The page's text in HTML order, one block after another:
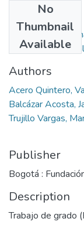
No
Thumbnail
Available
Revisión
comportamiento
Authors
Acero Quintero,
Balcázar Acosta,
Trujillo Vargas,
Publisher
Bogotá :
Description
Trabajo de grado